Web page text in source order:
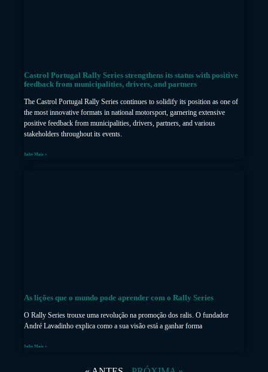
Castrol Portugal Rally Series strengthens its status with positive
feedback from municipalities, drivers, and partners
The Castrol Portugal Rally Series continues to solidify its position as one of
the most innovative formats in national motorsport, garnering extensive
positive feedback from municipalities, drivers, partners, and various
stakeholders throughout its events.
Sabe Mais »
As lições que o mundo pode aprender com o Rally Series
O Rally Series trouxe uma revolução na promoção dos ralis. O fundador
André Lavadinho explica como a sua visão está a ganhar forma
Sabe Mais »